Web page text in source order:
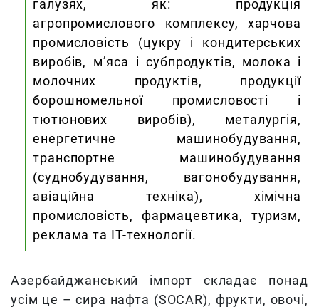
галузях, як: продукція
агропромислового комплексу, харчова
промисловість (цукру і кондитерських
виробів, м’яса і субпродуктів, молока і
молочних продуктів, продукції
борошномельної промисловості і
тютюнових виробів), металургія,
енергетичне машинобудування,
транспортне машинобудування
(суднобудування, вагонобудування,
авіаційна техніка), хімічна
промисловість, фармацевтика, туризм,
реклама та IT-технології.
Азербайджанський імпорт складає понад
усім це – сира нафта (SOCAR), фрукти, овочі,